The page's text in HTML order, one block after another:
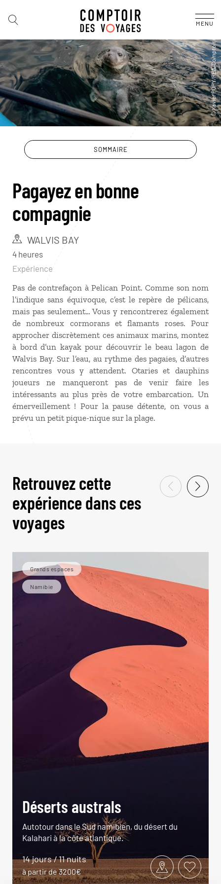
MENU
SOMMAIRE
Pagayez en bonne
compagnie
WALVIS BAY
4 heures
Expérience
Pas de contrefaçon à Pelican Point. Comme son nom
l’indique sans équivoque, c’est le repère de pélicans,
mais pas seulement… Vous y rencontrerez également
de nombreux cormorans et flamants roses. Pour
approcher discrètement ces animaux marins, montez
à bord d’un kayak pour découvrir le beau lagon de
Walvis Bay. Sur l’eau, au rythme des pagaies, d’autres
rencontres vous y attendent. Otaries et dauphins
joueurs ne manqueront pas de venir faire les
intéressants au plus près de votre embarcation. Un
émerveillement ! Pour la pause détente, on vous a
prévu un petit pique-nique sur la plage.
Retrouvez cette
expérience dans ces
voyages
Grands espaces
Namibie
Déserts australs
Autotour dans le Sud namibien, du désert du
Kalahari à la côte atlantique.
14 jours / 11 nuits
à partir de 3200€